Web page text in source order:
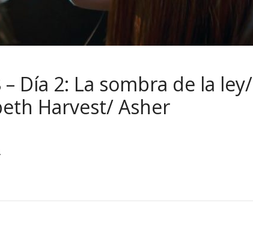
Día 2: La sombra de la ley/
Harvest/ Asher